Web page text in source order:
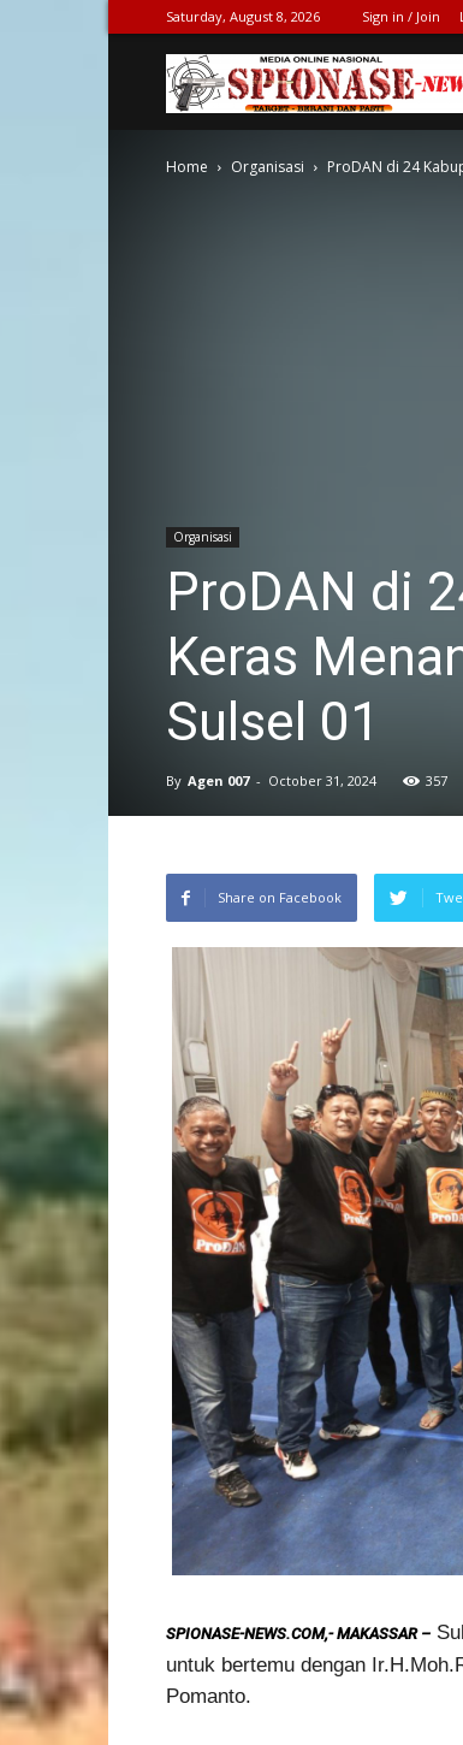
Saturday, August 8, 2026 Sign in / Join
Home Organisasi ProDAN di 24
Organisasi
ProDAN di
Keras
Sulsel 01
By Agen 007 - October 31, 2024 357
Share on Facebook
SPIONASE-NEWS.COM,- MAKASSAR –
untuk bertemu dengan
Pomanto.